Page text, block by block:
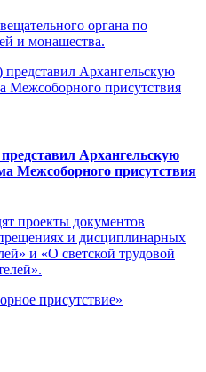
органа по
и монашества.
Архангельскую
Межсоборного присутствия
проекты документов
и дисциплинарных
и «О светской трудовой
присутствие»